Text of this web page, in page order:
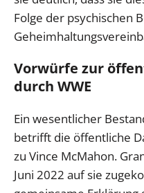
Folge der psychischen
Vorwürfe zur
durch WWE
Ein wesentlicher
betrifft die öffentliche
zu Vince McMahon.
Juni 2022 auf sie